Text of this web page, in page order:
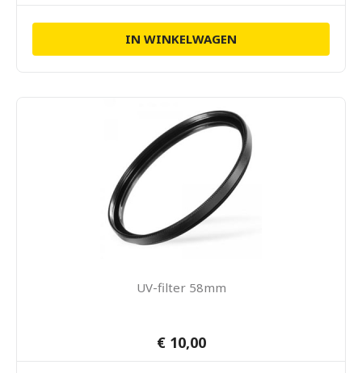
IN WINKELWAGEN
UV-filter 58mm
€ 10,00